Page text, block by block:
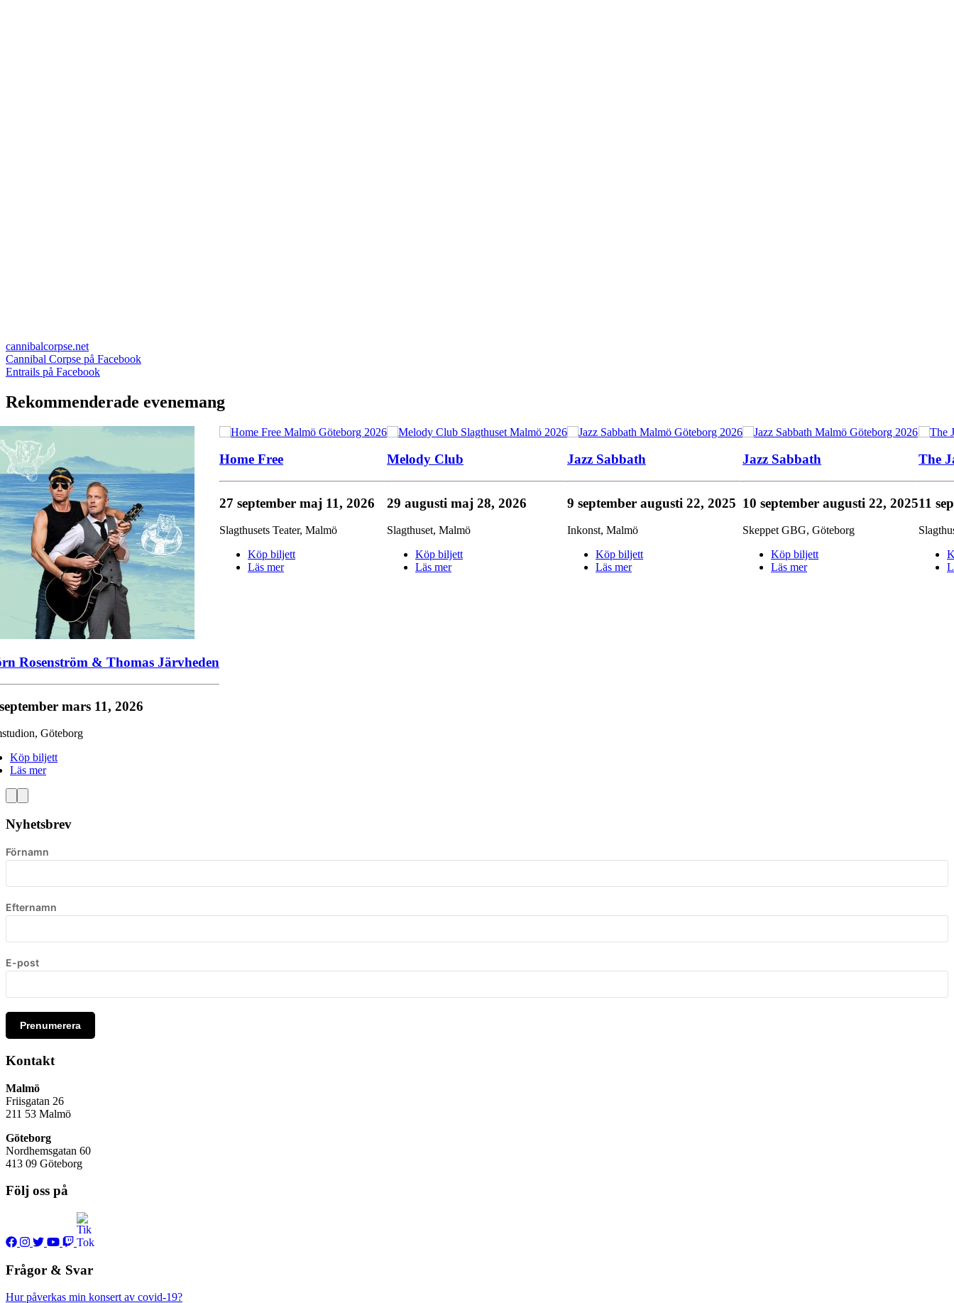
cannibalcorpse.net
Cannibal Corpse på Facebook
Entrails på Facebook
Rekommenderade evenemang
Melody Club
29 augustimaj 28, 2026
Slagthuset,Malmö
Köp biljett
Läs mer
Jazz Sabbath
9 septemberaugusti 22, 2025
Inkonst,Malmö
Köp biljett
Läs mer
Jazz Sabbath
10 septemberaugusti 22, 2025
Skeppet GBG,Göteborg
Köp biljett
Läs mer
The
11
Rosenström & Thomas Järvheden
mars 11, 2026
,Göteborg
Köp biljett
Läs mer
Home Free
27 septembermaj 11, 2026
Slagthusets Teater,Malmö
Köp biljett
Läs mer
Nyhetsbrev
Förnamn
Efternamn
E-post
Prenumerera
Kontakt
Malmö
Friisgatan 26
211 53 Malmö
Göteborg
Nordhemsgatan 60
413 09 Göteborg
Följ oss på
Frågor & Svar
Hur påverkas min konsert av covid-19?